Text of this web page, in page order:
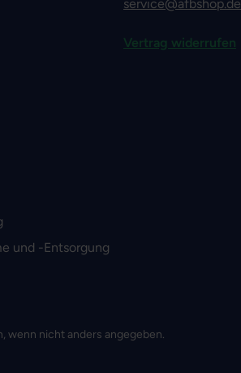
und -Entsorgung
service@afbshop.de
Vertrag widerrufen
wenn nicht anders angegeben.